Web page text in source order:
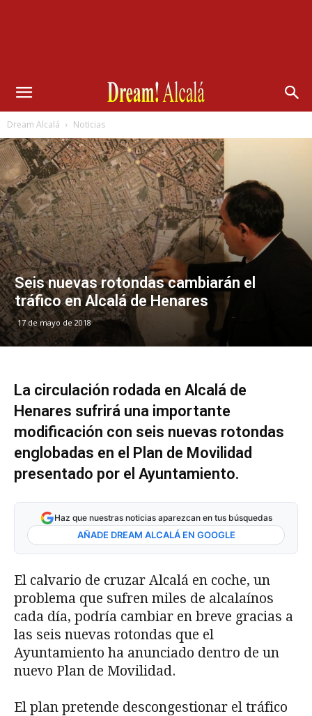
Dream Alcalá Noticias
Seis nuevas rotondas cambiarán el
tráfico en Alcalá de Henares
17 de mayo de 2018
La circulación rodada en Alcalá de
Henares sufrirá una importante
modificación con seis nuevas rotondas
englobadas en el Plan de Movilidad
presentado por el Ayuntamiento.
Haz que nuestras noticias aparezcan en tus búsquedas
AÑADE DREAM ALCALÁ EN GOOGLE
El calvario de cruzar Alcalá en coche, un
problema que sufren miles de alcalaínos
cada día, podría cambiar en breve gracias a
las seis nuevas rotondas que el
Ayuntamiento ha anunciado dentro de un
nuevo Plan de Movilidad.
El plan pretende descongestionar el tráfico